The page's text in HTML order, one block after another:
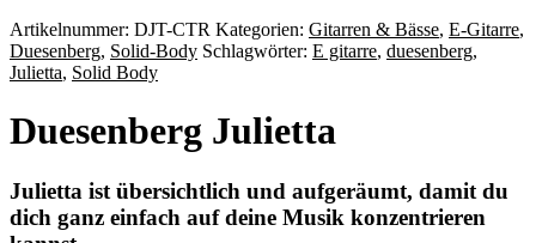
Artikelnummer: DJT-CTR Kategorien: Gitarren & Bässe, E-Gitarre,
Duesenberg, Solid-Body Schlagwörter: E gitarre, duesenberg,
Julietta, Solid Body
Duesenberg Julietta
Julietta ist übersichtlich und aufgeräumt, damit du
dich ganz einfach auf deine Musik konzentrieren